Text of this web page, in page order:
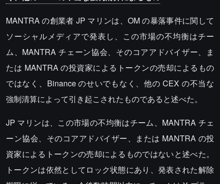
MANTRA の創業者 JP マリンは、OM の暴落事件に関して
ソーシャルメディアで発表し、この市場の不均衡はチー
ム、MANTRA チェーン協会、そのコアアドバイザー、ま
たは MANTRA の投資家によるトークンの売却によるもの
ではなく、Binance のせいでもなく、他の CEX の不当な
強制清算によって引き起こされたものであると述べた。
JP マリンは、この市場の不均衡はチーム、MANTRA チェ
ーン協会、そのコアアドバイザー、または MANTRA の投
資家によるトークンの売却によるものではないと述べた。
トークンは依然としてロック状態にあり、発表された解除